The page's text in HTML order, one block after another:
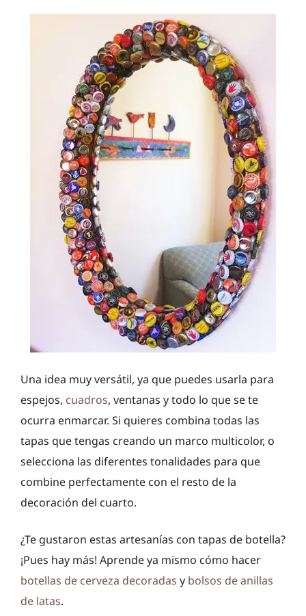
Una idea muy versátil, ya que puedes usarla para
espejos, cuadros, ventanas y todo lo que se te
ocurra enmarcar. Si quieres combina todas las
tapas que tengas creando un marco multicolor, o
selecciona las diferentes tonalidades para que
combine perfectamente con el resto de la
decoración del cuarto.
¿Te gustaron estas artesanías con tapas de botella?
¡Pues hay más! Aprende ya mismo cómo hacer
botellas de cerveza decoradas y bolsos de anillas
de latas.